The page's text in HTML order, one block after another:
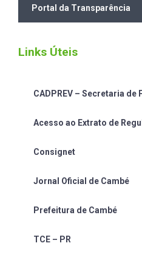
Portal da Transparência
Links Úteis
CADPREV – Secretaria de
Acesso ao Extrato de
Consignet
Jornal Oficial de Cambé
Prefeitura de Cambé
TCE – PR